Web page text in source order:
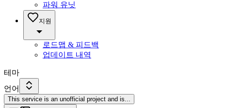
파워 유닛
지원
로드맵 & 피드백
업데이트 내역
테마
언어
This service is an unofficial project and is...